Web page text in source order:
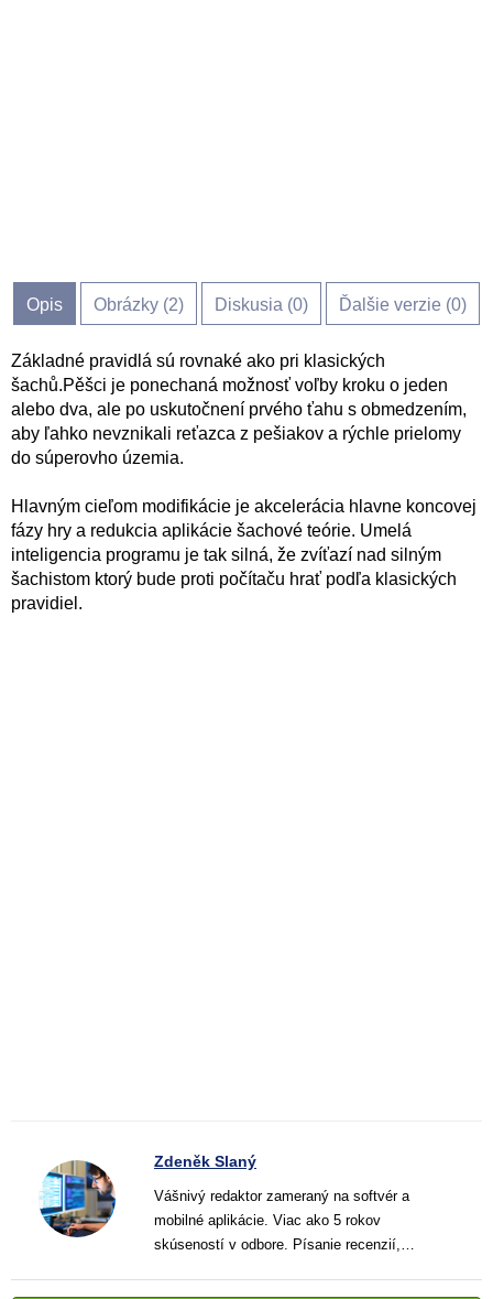
Opis Obrázky (2) Diskusia (0) Ďalšie verzie (0)
Základné pravidlá sú rovnaké ako pri klasických
šachů.Pěšci je ponechaná možnosť voľby kroku o jeden
alebo dva, ale po uskutočnení prvého ťahu s obmedzením,
aby ľahko nevznikali reťazca z pešiakov a rýchle prielomy
do súperovho územia.
Hlavným cieľom modifikácie je akcelerácia hlavne koncovej
fázy hry a redukcia aplikácie šachové teórie. Umelá
inteligencia programu je tak silná, že zvíťazí nad silným
šachistom ktorý bude proti počítaču hrať podľa klasických
pravidiel.
Zdeněk Slaný
Vášnivý redaktor zameraný na softvér a
mobilné aplikácie. Viac ako 5 rokov
skúseností v odbore. Písanie recenzií,
informatívnych textov, ktoré pomáhajú